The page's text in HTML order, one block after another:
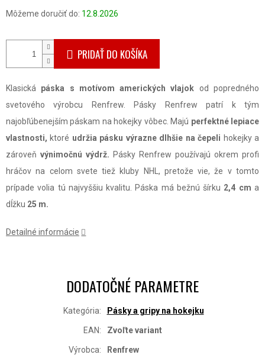
Môžeme doručiť do: 12.8.2026
PRIDAŤ DO KOŠÍKA
Klasická páska s motívom amerických vlajok od popredného
svetového výrobcu Renfrew. Pásky Renfrew patrí k tým
najobľúbenejším páskam na hokejky vôbec. Majú perfektné lepiace
vlastnosti, ktoré udržia pásku výrazne dlhšie na čepeli hokejky a
zároveň výnimočnú výdrž. Pásky Renfrew používajú okrem profi
hráčov na celom svete tiež kluby NHL, pretože vie, že v tomto
prípade volia tú najvyššiu kvalitu. Páska má bežnú šírku 2,4 cm a
dĺžku 25 m.
Detailné informácie
DODATOČNÉ PARAMETRE
Kategória: Pásky a gripy na hokejku
EAN: Zvoľte variant
Výrobca: Renfrew